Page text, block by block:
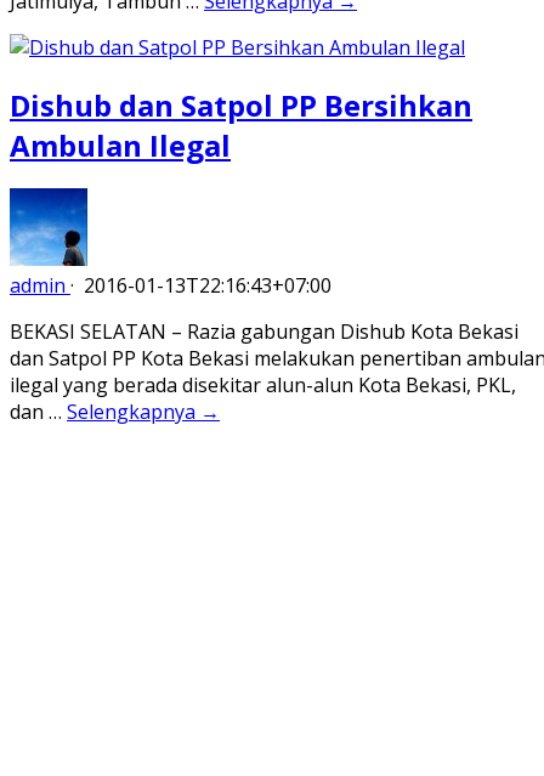
Dishub dan Satpol PP Bersihkan
Ambulan Ilegal
admin · 2016-01-13T22:16:43+07:00
BEKASI SELATAN – Razia gabungan Dishub Kota Bekasi
dan Satpol PP Kota Bekasi melakukan penertiban
ilegal yang berada disekitar alun-alun Kota Bekasi, PKL,
dan … Selengkapnya →